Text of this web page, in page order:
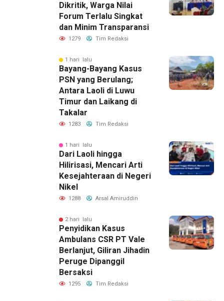
Dikritik, Warga Nilai
Forum Terlalu Singkat
dan Minim Transparansi
1279 Tim Redaksi
1 hari lalu
Bayang-Bayang Kasus
PSN yang Berulang;
Antara Laoli di Luwu
Timur dan Laikang di
Takalar
1283 Tim Redaksi
1 hari lalu
Dari Laoli hingga
Hilirisasi, Mencari Arti
Kesejahteraan di Negeri
Nikel
1288 Arsal Amiruddin
2 hari lalu
Penyidikan Kasus
Ambulans CSR PT Vale
Berlanjut, Giliran Jihadin
Peruge Dipanggil
Bersaksi
1295 Tim Redaksi